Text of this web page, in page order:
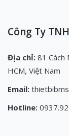
Công Ty
Địa chỉ: 81 Cách
HCM, Việt Nam
Email:
Hotline: